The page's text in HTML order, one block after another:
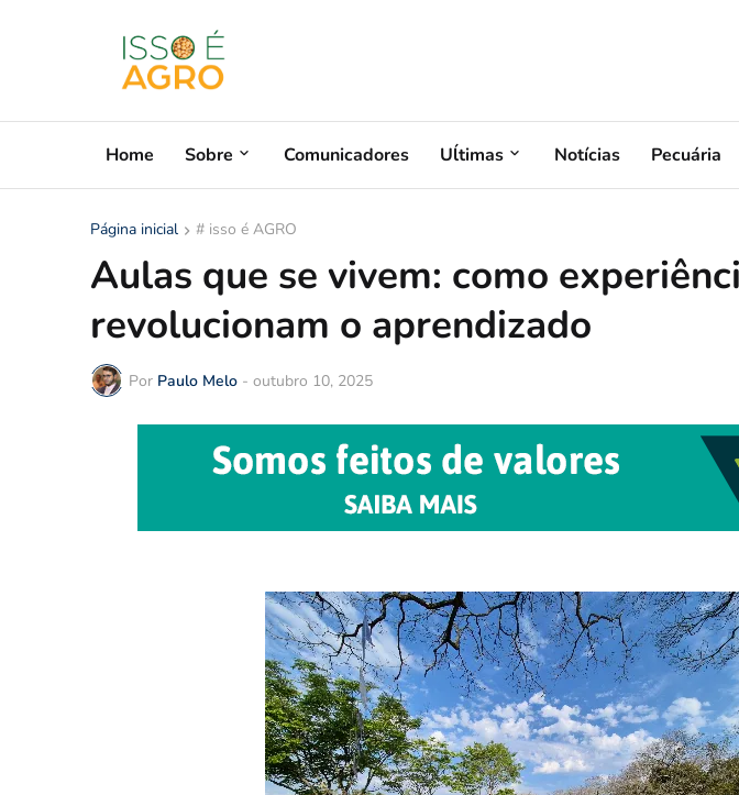
Home Sobre Comunicadores Uĺtimas Notícias Pecuária
Página inicial # isso é AGRO
Aulas que se vivem: como
revolucionam o aprendizado
Por Paulo Melo - outubro 10, 2025